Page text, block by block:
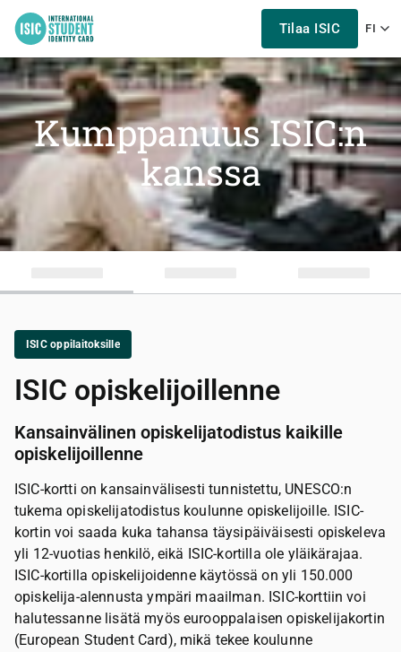
Tilaa ISIC FI
Kumppanuus ISIC:n
kanssa
ISIC oppilaitoksille
ISIC opiskelijoillenne
Kansainvälinen opiskelijatodistus kaikille
opiskelijoillenne
ISIC-kortti on kansainvälisesti tunnistettu, UNESCO:n
tukema opiskelijatodistus koulunne opiskelijoille. ISIC-
kortin voi saada kuka tahansa täysipäiväisesti opiskeleva
yli 12-vuotias henkilö, eikä ISIC-kortilla ole yläikärajaa.
ISIC-kortilla opiskelijoidenne käytössä on yli 150.000
opiskelija-alennusta ympäri maailman. ISIC-korttiin voi
halutessanne lisätä myös eurooppalaisen opiskelijakortin
(European Student Card), mikä tekee koulunne